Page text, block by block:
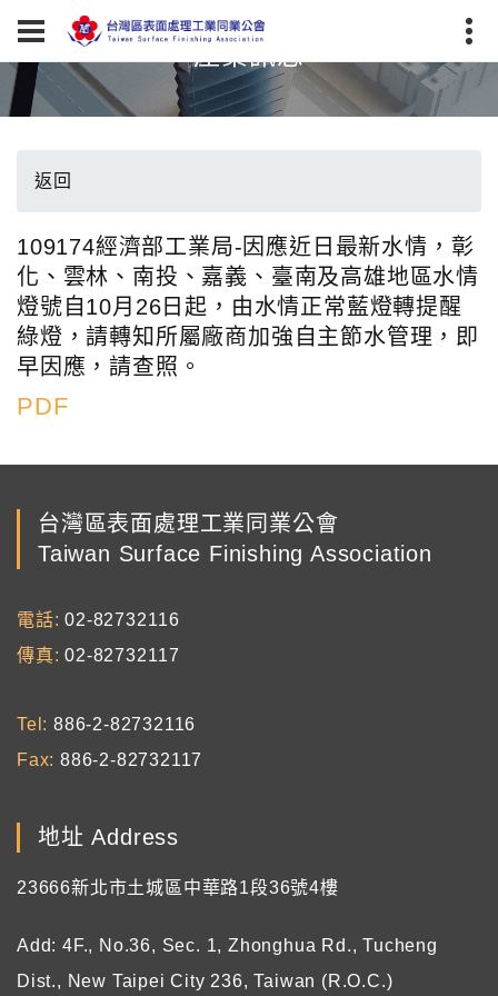
產業訊息
返回
109174經濟部工業局-因應近日最新水情，彰
化、雲林、南投、嘉義、臺南及高雄地區水情
燈號自10月26日起，由水情正常藍燈轉提醒
綠燈，請轉知所屬廠商加強自主節水管理，即
早因應，請查照。
PDF
台灣區表面處理工業同業公會
Taiwan Surface Finishing Association
電話
02-82732116
傳真
02-82732117
Tel
886-2-82732116
Fax 886-2-82732117
地址 Address
23666新北市土城區中華路1段36號4樓
Add: 4F., No.36, Sec. 1, Zhonghua Rd., Tucheng
Dist., New Taipei City 236, Taiwan (R.O.C.)